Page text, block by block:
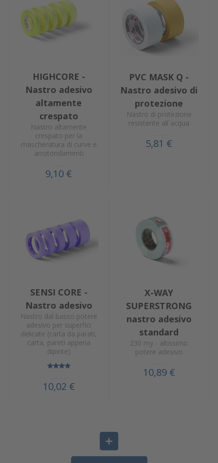
HIGHCORE -
Nastro adesivo
altamente
crespato
Nastro altamente
crespato per la
mascheratura di curve e
arrotondamenti
9,10 €
PVC MASK Q -
Nastro adesivo di
protezione
Nastro di protezione
resistente all´acqua
5,81 €
SENSI CORE -
Nastro adesivo
Nastro dal basso potere
adesivo per superfici
delicate (carta da parati,
carta, pareti appena
dipinte)
10,02 €
X-WAY
SUPERSTRONG
nastro adesivo
standard
230 my - altissimo
potere adesivo
10,89 €